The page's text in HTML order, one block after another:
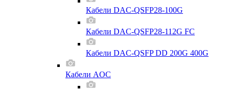
Кабели DAC-QSFP28-100G
Кабели DAC-QSFP28-112G FC
Кабели DAC-QSFP DD 200G 400G
Кабели AOC